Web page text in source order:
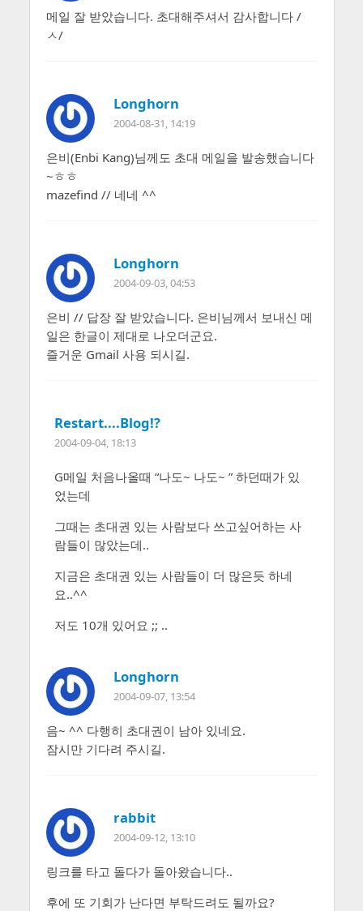
메일 잘 받았습니다. 초대해주셔서 감사합니다 /
ㅅ/
Longhorn
2004-08-31, 14:19
은비(Enbi Kang)님께도 초대 메일을 발송했습니다
~ㅎㅎ
mazefind // 네네 ^^
Longhorn
2004-09-03, 04:53
은비 // 답장 잘 받았습니다. 은비님께서 보내신 메
일은 한글이 제대로 나오더군요.
즐거운 Gmail 사용 되시길.
Restart....Blog!?
2004-09-04, 18:13
G메일 처음나올때 “나도~ 나도~ ” 하던때가 있
었는데
그때는 초대권 있는 사람보다 쓰고싶어하는 사
람들이 많았는데..
지금은 초대권 있는 사람들이 더 많은듯 하네
요..^^
저도 10개 있어요 ;; ..
Longhorn
2004-09-07, 13:54
음~ ^^ 다행히 초대권이 남아 있네요.
잠시만 기다려 주시길.
rabbit
2004-09-12, 13:10
링크를 타고 돌다가 돌아왔습니다..
후에 또 기회가 난다면 부탁드려도 될까요?